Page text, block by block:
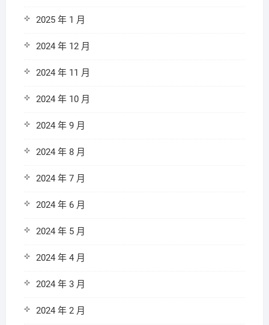
2025 年 1 月
2024 年 12 月
2024 年 11 月
2024 年 10 月
2024 年 9 月
2024 年 8 月
2024 年 7 月
2024 年 6 月
2024 年 5 月
2024 年 4 月
2024 年 3 月
2024 年 2 月